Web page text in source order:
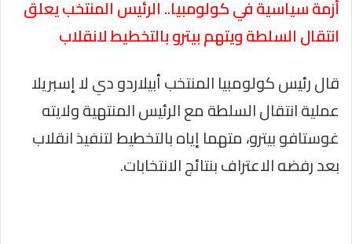
أزمة سياسية في كولومبيا.. الرئيس المنتخب يعلق
انتقال السلطة ويتهم بيترو بالتخطيط لانقلاب
قال رئيس كولومبيا المنتخب أبيلاردو دي لا إسبريلا
عملية انتقال السلطة مع الرئيس المنتهية ولايته
غوستافو بيترو، متهما إياه بالتخطيط لتنفيذ انقلاب
بعد رفضه الاعتراف بنتائج الانتخابات.